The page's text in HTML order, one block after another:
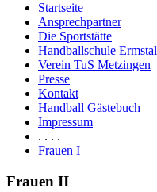
Startseite
Ansprechpartner
Die Sportstätte
Handballschule Ermstal
Verein TuS Metzingen
Presse
Kontakt
Handball Gästebuch
Impressum
. . . .
Frauen I
Frauen II